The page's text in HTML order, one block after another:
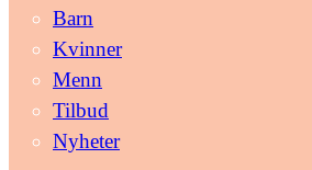
Barn
Kvinner
Menn
Tilbud
Nyheter